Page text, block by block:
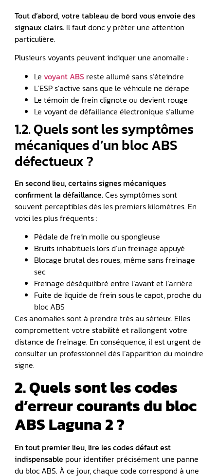
Tout d’abord, votre tableau de bord vous envoie des
signaux clairs. Il faut donc y prêter une attention
particulière.
Plusieurs voyants peuvent indiquer une anomalie :
Le voyant ABS reste allumé sans s’éteindre
L’ESP s’active sans que le véhicule ne dérape
Le témoin de frein clignote ou devient rouge
Le voyant de défaillance électronique s’allume
1.2. Quels sont les symptômes
mécaniques d’un bloc ABS
défectueux ?
En second lieu, certains signes mécaniques
confirment la défaillance.Ces symptômes sont
souvent perceptibles dès les premiers kilomètres. En
voici les plus fréquents :
Pédale de frein molle ou spongieuse
Bruits inhabituels lors d’un freinage appuyé
Blocage brutal des roues, même sans freinage
sec
️Freinage déséquilibré entre l’avant et l’arrière
Fuite de liquide de frein sous le capot, proche du
bloc ABS
Ces anomalies sont à prendre très au sérieux. Elles
compromettent votre stabilité et rallongent votre
distance de freinage. En conséquence, il est urgent de
consulter un professionnel dès l’apparition du moindre
signe.
2. Quels sont les codes
d’erreur courants du bloc
ABS Laguna 2 ?
En tout premier lieu, lire lescodes défautest
indispensable pour identifier précisément une panne
du bloc ABS. À ce jour, chaque code correspond à une